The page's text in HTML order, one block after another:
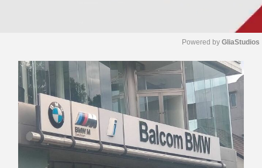
M
u
t
Powered by GliaStudios